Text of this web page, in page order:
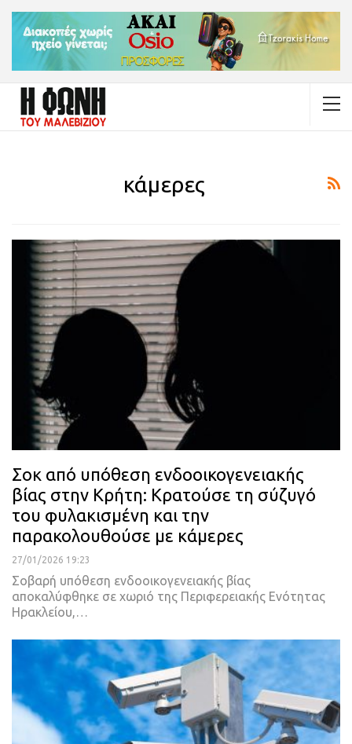
κάμερες
Σοκ από υπόθεση ενδοοικογενειακής
βίας στην Κρήτη: Κρατούσε τη σύζυγό
του φυλακισμένη και την
παρακολουθούσε με κάμερες
27/01/2026 19:23
Σοβαρή υπόθεση ενδοοικογενειακής βίας
αποκαλύφθηκε σε χωριό της Περιφερειακής Ενότητας
Ηρακλείου,…